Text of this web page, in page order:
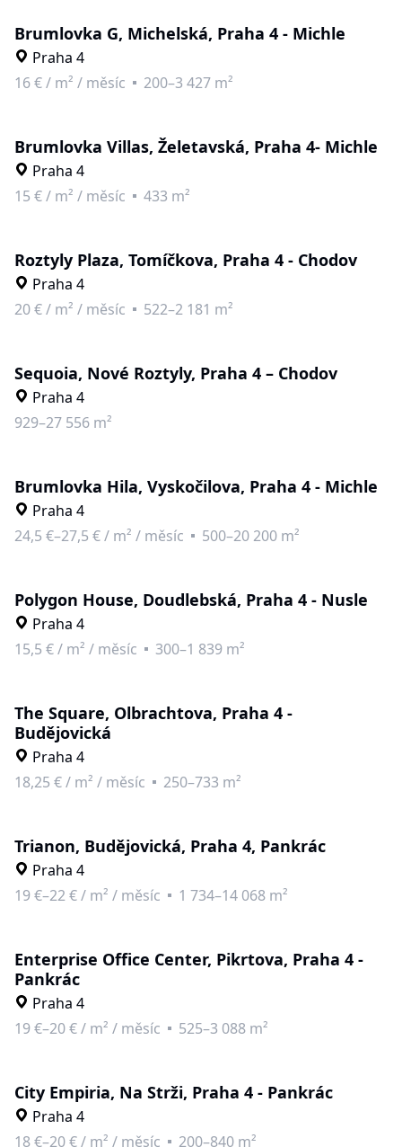
Brumlovka G, Michelská, Praha 4 - Michle
Praha 4
16 €/ m² / měsíc 200–3 427 m²
Brumlovka Villas, Želetavská, Praha 4- Michle
Praha 4
15 €/ m² / měsíc 433 m²
Roztyly Plaza, Tomíčkova, Praha 4 - Chodov
Praha 4
20 €/ m² / měsíc 522–2 181 m²
Sequoia, Nové Roztyly, Praha 4 – Chodov
Praha 4
929–27 556 m²
Brumlovka Hila, Vyskočilova, Praha 4 - Michle
Praha 4
24,5 €–27,5 €/ m² / měsíc 500–20 200 m²
Polygon House, Doudlebská, Praha 4 - Nusle
Praha 4
15,5 €/ m² / měsíc 300–1 839 m²
The Square, Olbrachtova, Praha 4 -
Budějovická
Praha 4
18,25 €/ m² / měsíc 250–733 m²
Trianon, Budějovická, Praha 4, Pankrác
Praha 4
19 €–22 €/ m² / měsíc 1 734–14 068 m²
Enterprise Office Center, Pikrtova, Praha 4 -
Pankrác
Praha 4
19 €–20 €/ m² / měsíc 525–3 088 m²
City Empiria, Na Strži, Praha 4 - Pankrác
Praha 4
18 €–20 €/ m² / měsíc 200–840 m²